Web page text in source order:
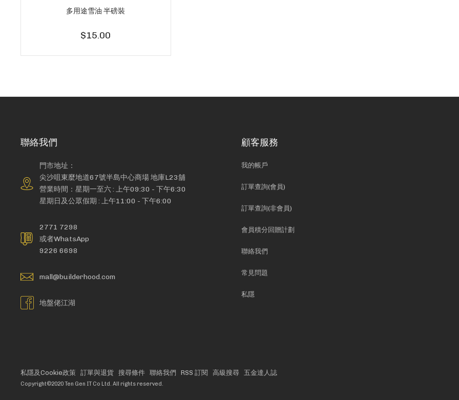
多用途雪油 半磅裝
$15.00
聯絡我們
門市地址：
尖沙咀東麼地道67號半島中心商場 地庫L23舖
營業時間：星期一至六 : 上午09:30 - 下午6:30
星期日及公眾假期 : 上午11:00 - 下午6:00
2771 7298
或者WhatsApp
9226 6698
mall@builderhood.com
地盤佬江湖
顧客服務
我的帳戶
訂單查詢(會員)
訂單查詢(非會員)
會員積分回贈計劃
聯絡我們
常見問題
私隱
私隱及Cookie政策 訂單與退貨 搜尋條件 聯絡我們 RSS 訂閱 高級搜尋 五金達人誌
Copyright©2020 Ten Gen IT Co Ltd. All rights reserved.